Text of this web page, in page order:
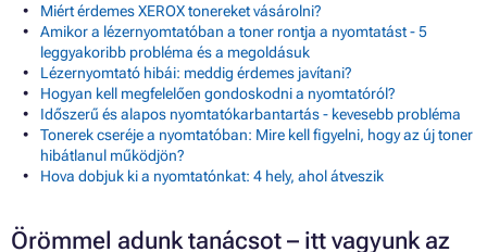
Miért érdemes XEROX tonereket vásárolni?
Amikor a lézernyomtatóban a toner rontja a nyomtatást - 5
leggyakoribb probléma és a megoldásuk
Lézernyomtató hibái: meddig érdemes javítani?
Hogyan kell megfelelően gondoskodni a nyomtatóról?
Időszerű és alapos nyomtatókarbantartás - kevesebb probléma
Tonerek cseréje a nyomtatóban: Mire kell figyelni, hogy az új toner
hibátlanul működjön?
Hova dobjuk ki a nyomtatónkat: 4 hely, ahol átveszik
Örömmel adunk tanácsot – itt vagyunk az